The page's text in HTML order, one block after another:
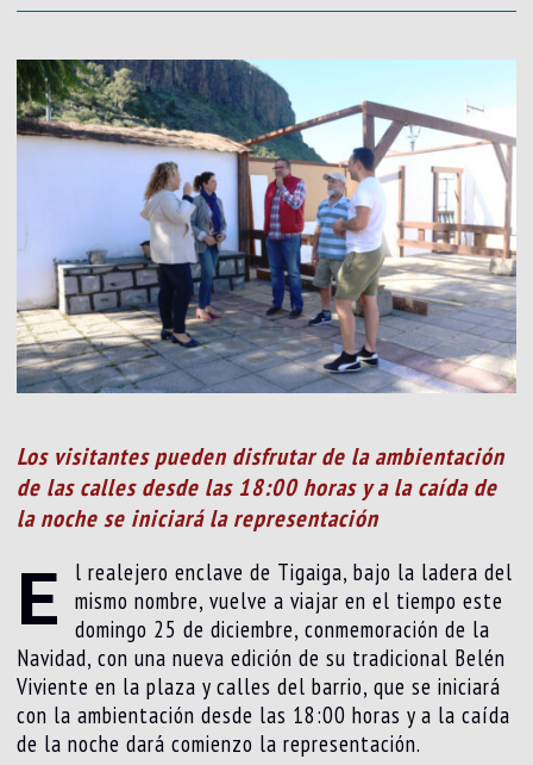
Los visitantes pueden disfrutar de la ambientación
de las calles desde las 18:00 horas y a la caída de
la noche se iniciará la representación
E
l realejero enclave de Tigaiga, bajo la ladera del
mismo nombre, vuelve a viajar en el tiempo este
domingo 25 de diciembre, conmemoración de la
Navidad, con una nueva edición de su tradicional Belén
Viviente en la plaza y calles del barrio, que se iniciará
con la ambientación desde las 18:00 horas y a la caída
de la noche dará comienzo la representación.